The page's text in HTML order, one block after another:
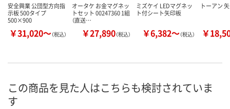
安全興業 公団型方向指
示板 500タイプ
500×900
￥31,020～（税込）
オータケ お金マグネッ
トセット 00247360 1組
（直送…
￥27,890（税込）
ミズケイ LEDマグネッ
ト付シート矢印板
￥6,382～（税込）
トーアン
￥
この商品を見た人はこちらも検討されていま
す